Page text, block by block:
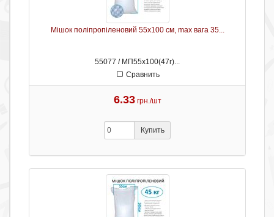
Мішок поліпропіленовий 55х100 см, max вага 35...
55077 / МП55х100(47г)...
Сравнить
6.33 грн./шт
Купить